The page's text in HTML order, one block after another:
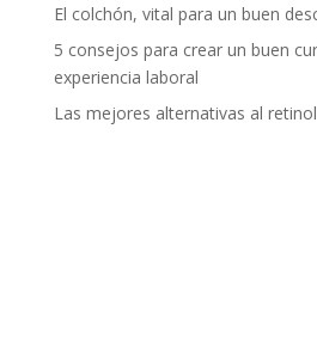
El colchón, vital para un buen
5 consejos para crear un buen
experiencia laboral
Las mejores alternativas al retinol